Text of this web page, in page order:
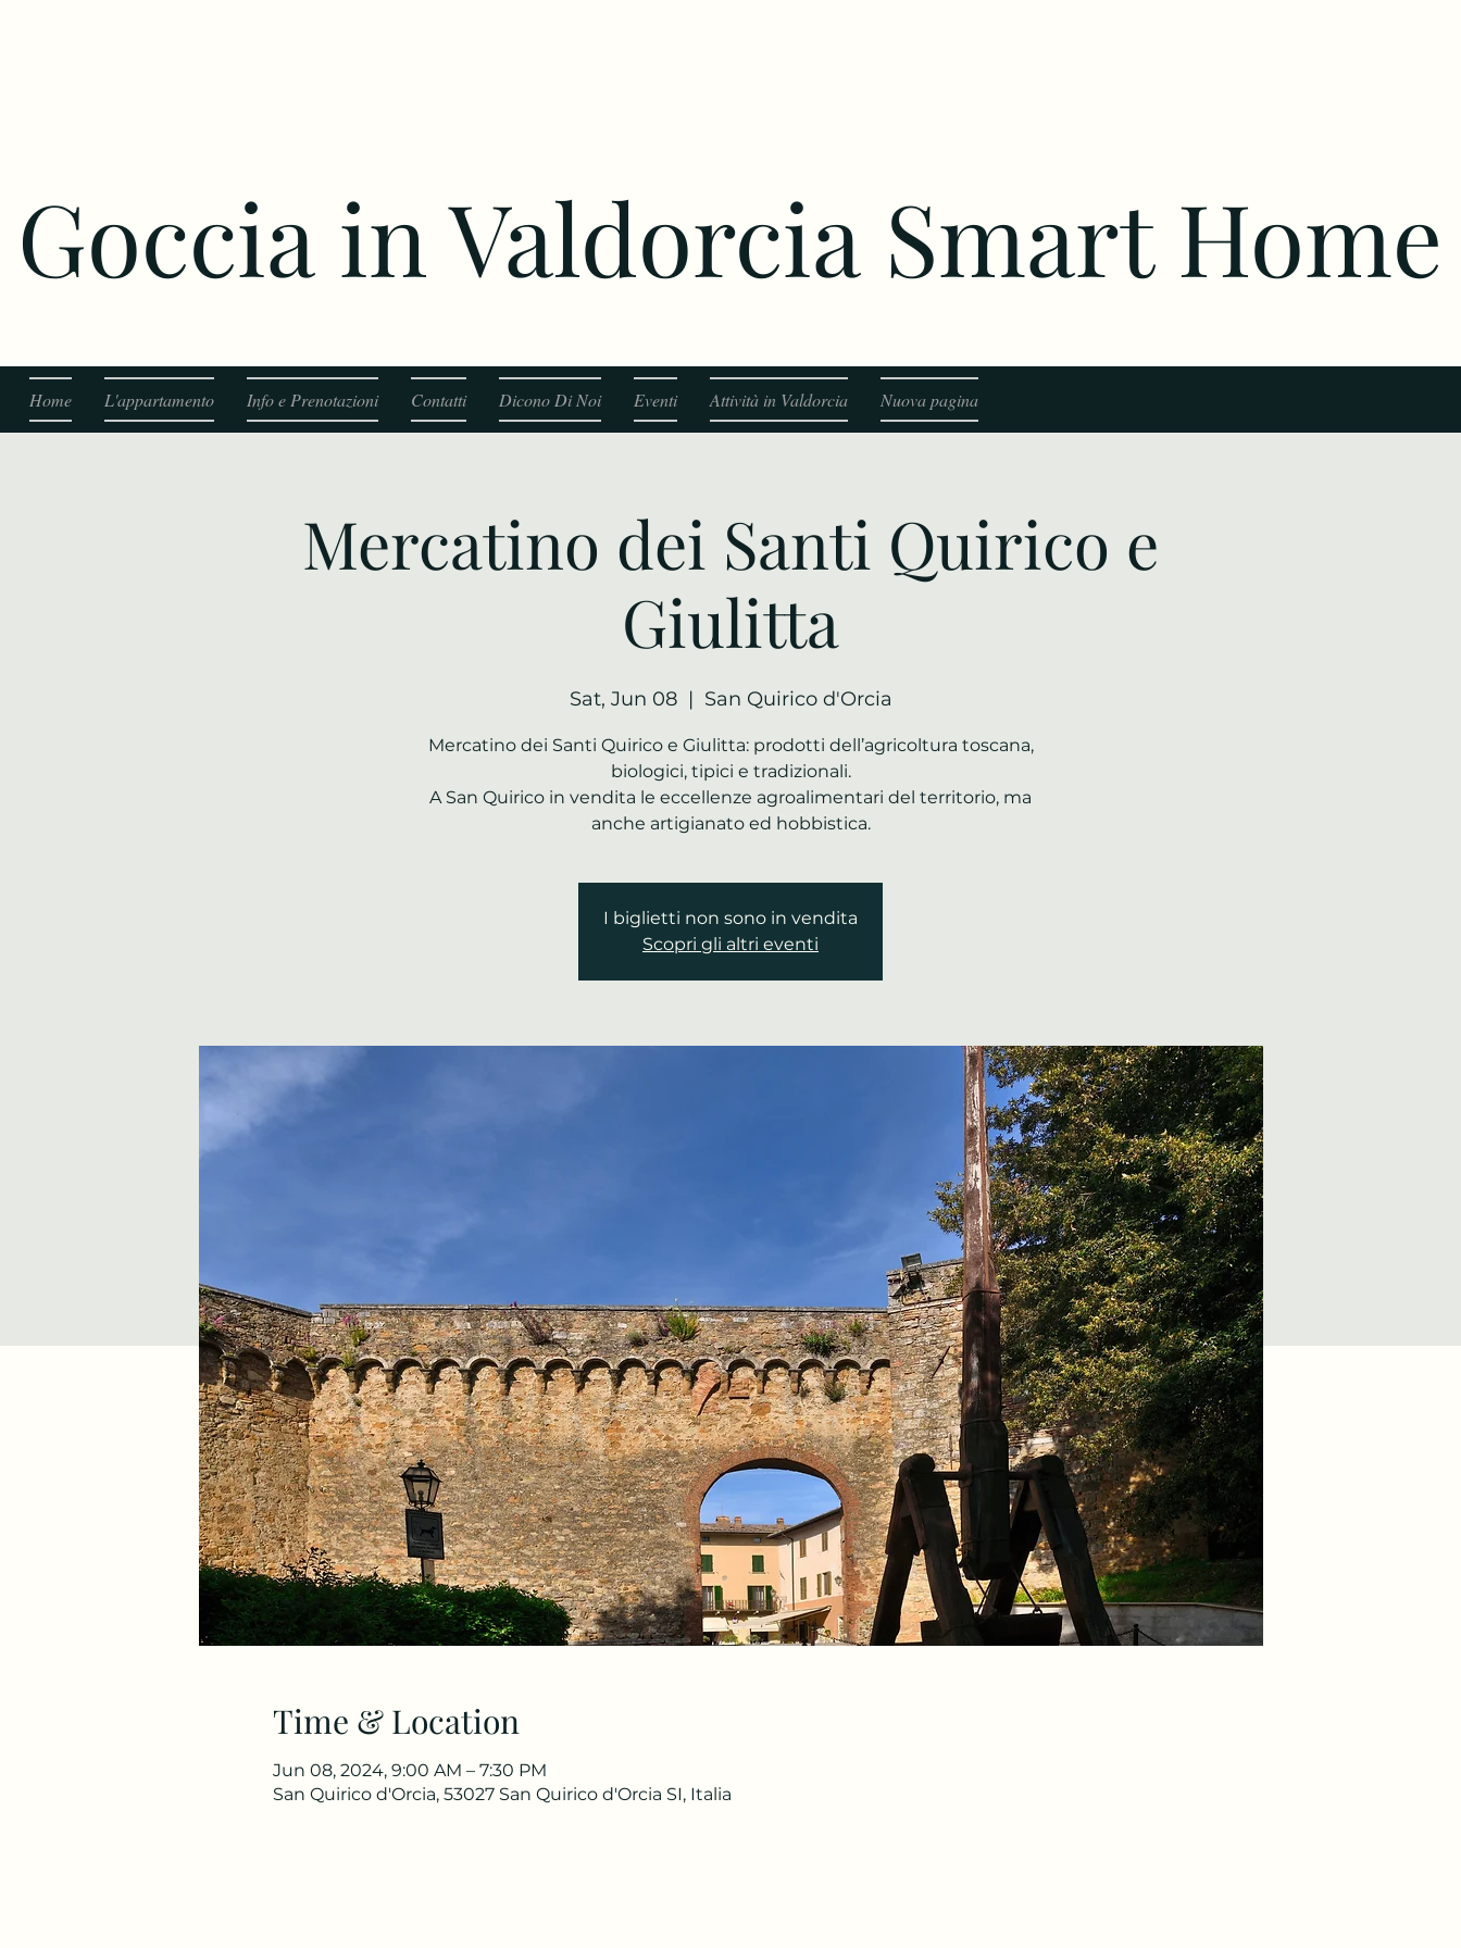
Goccia in Valdorcia Smart Home
Home L'appartamento Info e Prenotazioni Contatti Dicono Di Noi Eventi Attività in Valdorcia Nuova pagina
Mercatino dei Santi Quirico e
Giulitta
Sat, Jun 08
  |
San Quirico d'Orcia
Mercatino dei Santi Quirico e Giulitta: prodotti dell’agricoltura toscana,
biologici, tipici e tradizionali.
A San Quirico in vendita le eccellenze agroalimentari del territorio, ma
anche artigianato ed hobbistica.
I biglietti non sono in vendita
Scopri gli altri eventi
Time & Location
Jun 08, 2024, 9:00 AM – 7:30 PM
San Quirico d'Orcia, 53027 San Quirico d'Orcia SI, Italia